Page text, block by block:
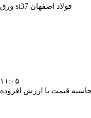
ورق st37 فولاد اصفهان
۱۱:۰۵
قیمت با ارزش افزوده